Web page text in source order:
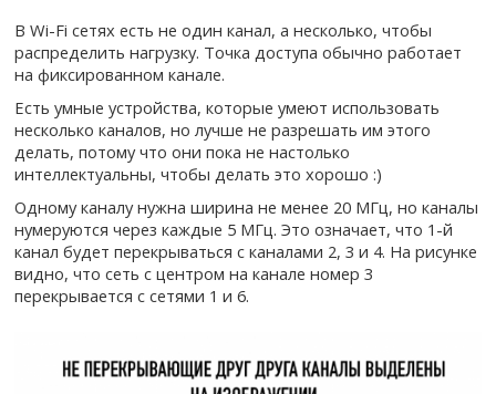
В Wi-Fi сетях есть не один канал, а несколько, чтобы
распределить нагрузку. Точка доступа обычно работает
на фиксированном канале.
Есть умные устройства, которые умеют использовать
несколько каналов, но лучше не разрешать им этого
делать, потому что они пока не настолько
интеллектуальны, чтобы делать это хорошо :)
Одному каналу нужна ширина не менее 20 МГц, но каналы
нумеруются через каждые 5 МГц. Это означает, что 1-й
канал будет перекрываться с каналами 2, 3 и 4. На рисунке
видно, что сеть с центром на канале номер 3
перекрывается с сетями 1 и 6.